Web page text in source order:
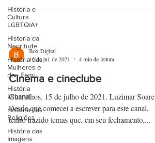
História e
Cultura
LGBTQIA+
Historia da
Negritude
História das
Mulheres e
dos Femi...
História
Urbana
História das
Religiões
História das
Imagens
Box Digital
15 de jul. de 2021
4 min de leitura
Cinema e cineclube
Guarulhos, 15 de julho de 2021. Luzimar
Desde que comecei a escrever para este canal,
tenho trazido temas que, em seu fechamento,...